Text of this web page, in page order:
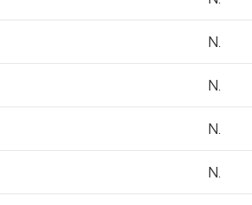
N.
N.
N.
N.